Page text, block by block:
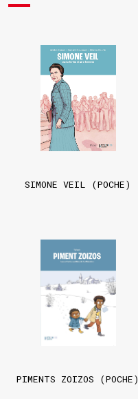
SIMONE VEIL (POCHE)
PIMENTS ZOIZOS (POCHE)